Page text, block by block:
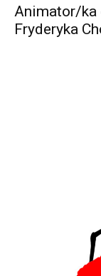
Animator/ka
Fryderyka